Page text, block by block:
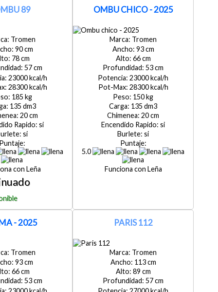
89
Tromen
90
78
57
23000
28300
185
135
20
si
si
Leña
OMBU CHICO - 2025
Tromen
93
66
53
23000
28300
150
135
20
si
si
5.0
Leña
- 2025
Tromen
93
66
53
PARIS 112
Tromen
113
89
57